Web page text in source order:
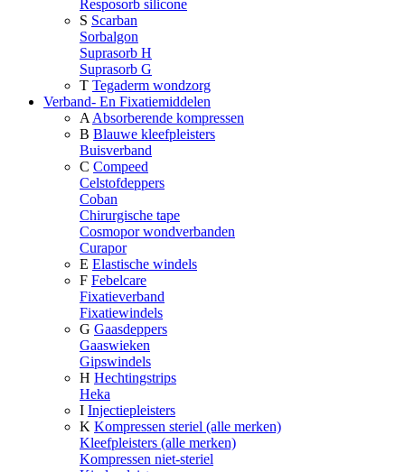
Resposorb silicone
S Scarban
Sorbalgon
Suprasorb H
Suprasorb G
T Tegaderm wondzorg
Verband- En Fixatiemiddelen
A Absorberende kompressen
B Blauwe kleefpleisters
Buisverband
C Compeed
Celstofdeppers
Coban
Chirurgische tape
Cosmopor wondverbanden
Curapor
E Elastische windels
F Febelcare
Fixatieverband
Fixatiewindels
G Gaasdeppers
Gaaswieken
Gipswindels
H Hechtingstrips
Heka
I Injectiepleisters
K Kompressen steriel (alle merken)
Kleefpleisters (alle merken)
Kompressen niet-steriel